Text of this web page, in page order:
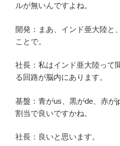
ルが無いんですよね。
開発：まあ、インド亜大陸と
ことで。
社長：私はインド亜大陸って
る回路が脳内にあります。
基盤：青がus、黒がde、赤が
割当で良いですかね。
社長：良いと思います。